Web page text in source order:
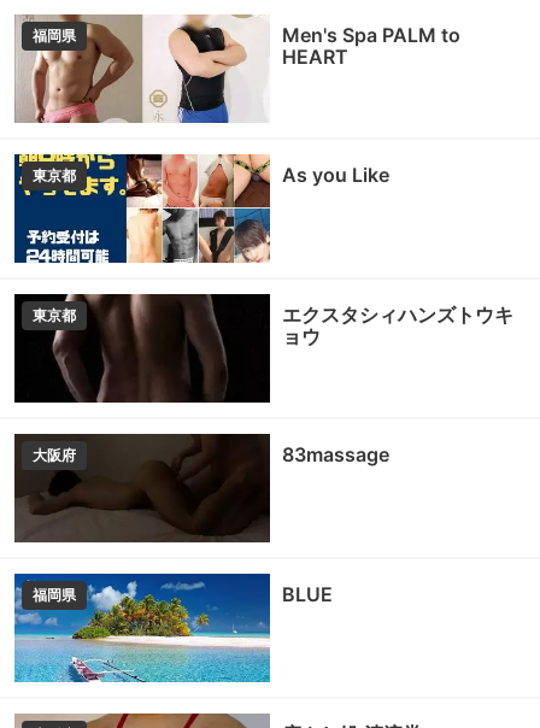
福岡県
Men's Spa PALM to
HEART
東京都 As you Like
東京都
エクスタシィハンズトウキ
ョウ
大阪府 83massage
福岡県 BLUE